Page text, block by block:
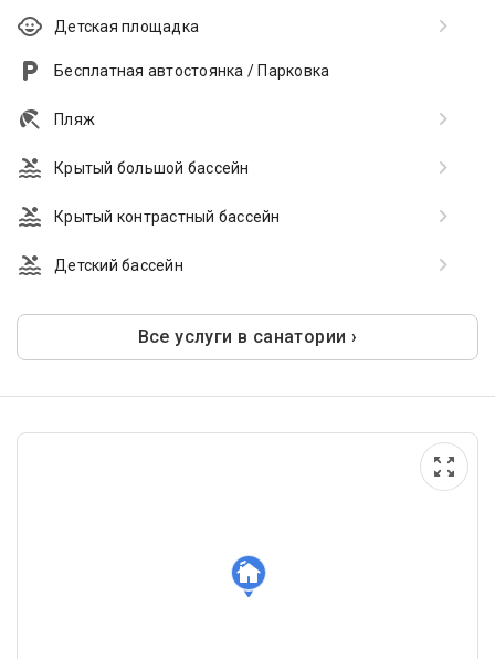
Детская площадка
Бесплатная автостоянка / Парковка
Пляж
Крытый большой бассейн
Крытый контрастный бассейн
Детский бассейн
Все услуги в санатории ›